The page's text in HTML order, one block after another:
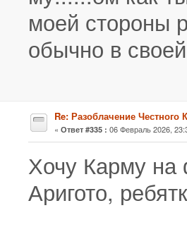
моей стороны
обычно в
Re: Разоблачение Честного
« Ответ #335 : 06 Февраль 2026,
Хочу Карму на
Аригото,